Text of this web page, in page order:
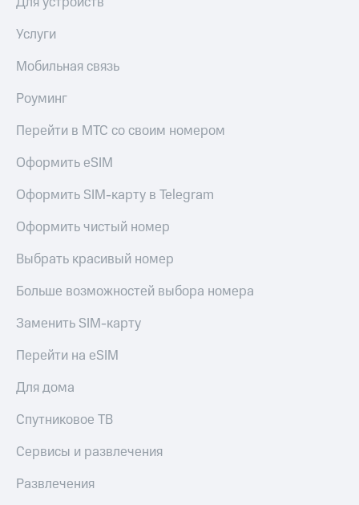
Услуги
Мобильная связь
Роуминг
Перейти в МТС со своим номером
Оформить eSIM
Оформить SIM-карту в Telegram
Оформить чистый номер
Выбрать красивый номер
Больше возможностей выбора номера
Заменить SIM-карту
Перейти на eSIM
Для дома
Спутниковое ТВ
Сервисы и развлечения
Развлечения